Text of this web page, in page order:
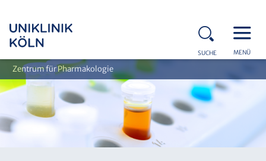
SUCHE MENÜ
Zentrum für Pharmakologie